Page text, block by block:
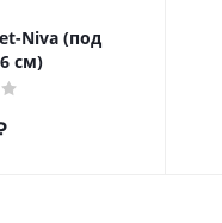
Niva (под
см)